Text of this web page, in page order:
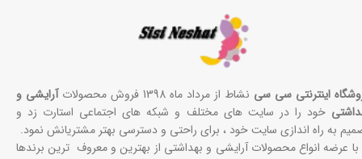
اینترنتی سی سی نشاط از مرداد ماه 1398 فروش محصولات
آرایشی و
خود را در سایت های مختلف و شبکه های اجتماعی استارت زد و
به راه اندازی سایت خود ، برای راحتی و دسترسی بهتر مشتریانش نمود.
با عرضه انواع محصولات آرایشی و بهداشتی از بهترین و معروف ترین برندها